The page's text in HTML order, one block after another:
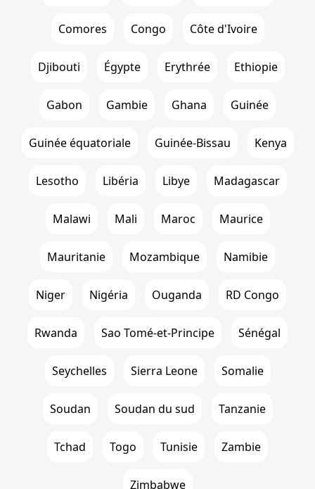
Comores Congo Côte d'Ivoire
Djibouti Égypte Erythrée Ethiopie
Gabon Gambie Ghana Guinée
Guinée équatoriale Guinée-Bissau Kenya
Lesotho Libéria Libye Madagascar
Malawi Mali Maroc Maurice
Mauritanie Mozambique Namibie
Niger Nigéria Ouganda RD Congo
Rwanda Sao Tomé-et-Principe Sénégal
Seychelles Sierra Leone Somalie
Soudan Soudan du sud Tanzanie
Tchad Togo Tunisie Zambie
Zimbabwe